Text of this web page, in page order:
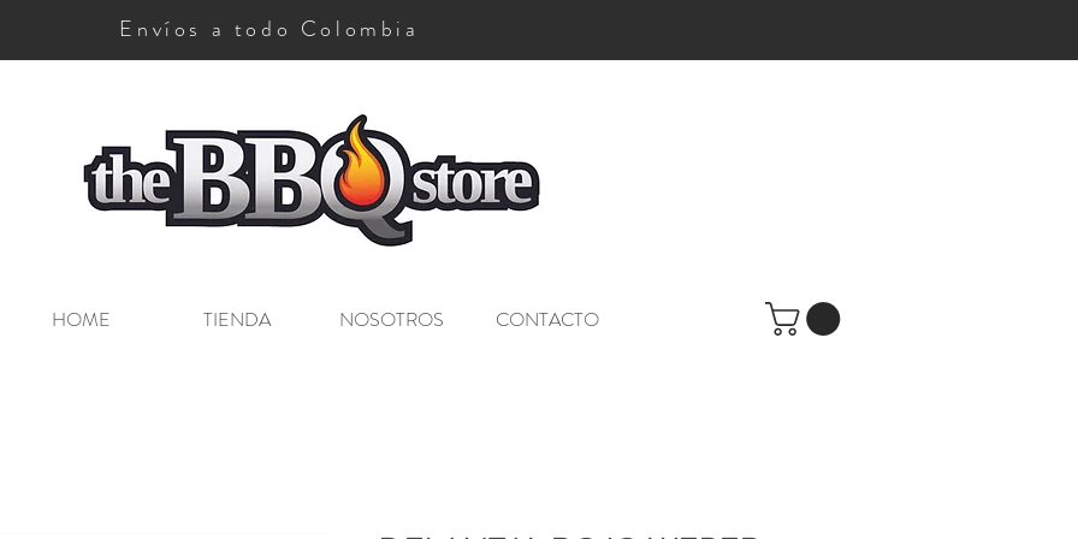
Envíos a todo Colombia
The BBQ Store
HOME TIENDA NOSOTROS CONTACTO